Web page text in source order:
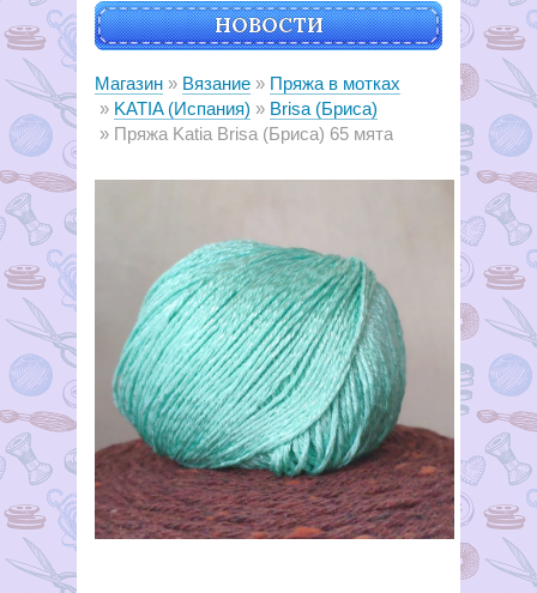
НОВОСТИ
Магазин Вязание
Пряжа в мотках
KATIA (Испания)
Brisa (Бриса)
Пряжа Katia Brisa (Бриса) 65 мята